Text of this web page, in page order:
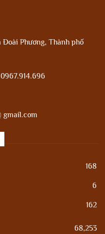
Đoài Phương, Thành phố
gmail.com
168
6
162
68,253